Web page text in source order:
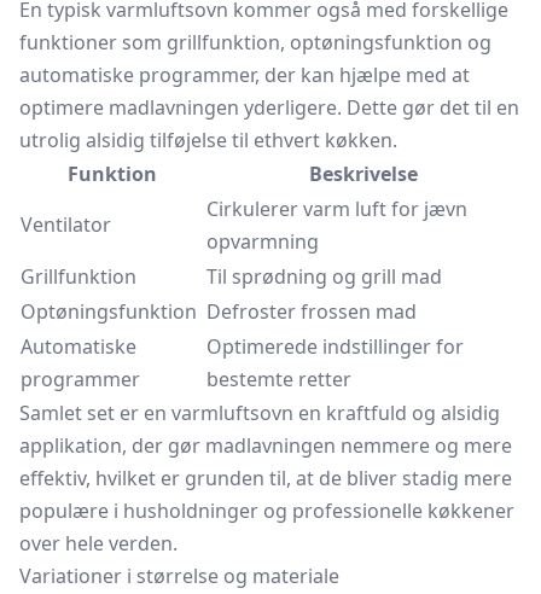
En typisk varmluftsovn kommer også med forskellige
funktioner som grillfunktion, optøningsfunktion og
automatiske programmer, der kan hjælpe med at
optimere madlavningen yderligere. Dette gør det til en
utrolig alsidig tilføjelse til ethvert køkken.
Funktion
Beskrivelse
Ventilator
Cirkulerer varm luft for jævn
opvarmning
Grillfunktion
Til sprødning og grill mad
Optøningsfunktion Defroster frossen mad
Automatiske
programmer
Optimerede indstillinger for
bestemte retter
Samlet set er en varmluftsovn en kraftfuld og alsidig
applikation, der gør madlavningen nemmere og mere
effektiv, hvilket er grunden til, at de bliver stadig mere
populære i husholdninger og professionelle køkkener
over hele verden.
Variationer i størrelse og materiale